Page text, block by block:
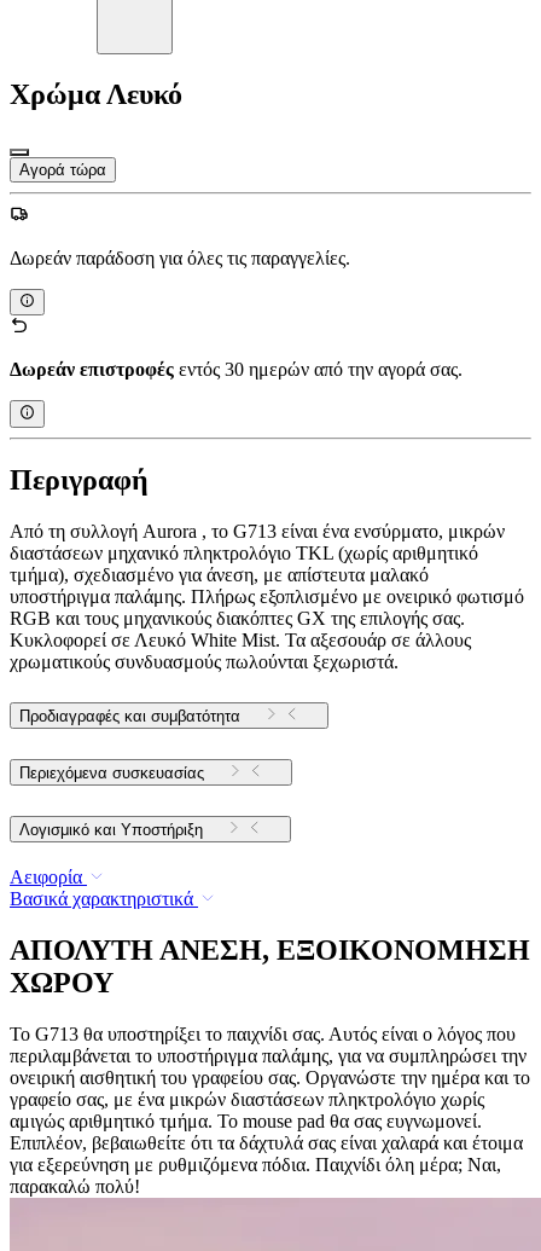
Χρώμα Λευκό
Αγορά τώρα
Δωρεάν παράδοση για όλες τις παραγγελίες.
Δωρεάν επιστροφές εντός 30 ημερών από την αγορά σας.
Περιγραφή
Από τη συλλογή Aurora , το G713 είναι ένα ενσύρματο, μικρών
διαστάσεων μηχανικό πληκτρολόγιο TKL (χωρίς αριθμητικό
τμήμα), σχεδιασμένο για άνεση, με απίστευτα μαλακό
υποστήριγμα παλάμης. Πλήρως εξοπλισμένο με ονειρικό φωτισμό
RGB και τους μηχανικούς διακόπτες GX της επιλογής σας.
Κυκλοφορεί σε Λευκό White Mist. Τα αξεσουάρ σε άλλους
χρωματικούς συνδυασμούς πωλούνται ξεχωριστά.
Προδιαγραφές και συμβατότητα
Περιεχόμενα συσκευασίας
Λογισμικό και Υποστήριξη
Αειφορία
Βασικά χαρακτηριστικά
ΑΠΟΛΥΤΗ ΑΝΕΣΗ, ΕΞΟΙΚΟΝΟΜΗΣΗ
ΧΩΡΟΥ
Το G713 θα υποστηρίξει το παιχνίδι σας. Αυτός είναι ο λόγος που
περιλαμβάνεται το υποστήριγμα παλάμης, για να συμπληρώσει την
ονειρική αισθητική του γραφείου σας. Οργανώστε την ημέρα και το
γραφείο σας, με ένα μικρών διαστάσεων πληκτρολόγιο χωρίς
αμιγώς αριθμητικό τμήμα. Το mouse pad θα σας ευγνωμονεί.
Επιπλέον, βεβαιωθείτε ότι τα δάχτυλά σας είναι χαλαρά και έτοιμα
για εξερεύνηση με ρυθμιζόμενα πόδια. Παιχνίδι όλη μέρα; Ναι,
παρακαλώ πολύ!